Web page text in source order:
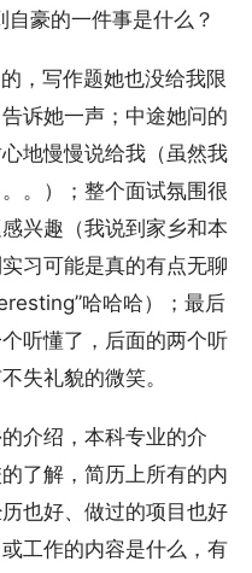
豪的一件事是什么？
，写作题她也没给我限
诉她一声；中途她问的
地慢慢说给我（虽然我
。）；整个面试氛围很
兴趣（我说到家乡和本
习可能是真的有点无聊
哈哈哈）；最后
听懂了，后面的两个听
失礼貌的微笑。
介绍，本科专业的介
了解，简历上所有的内
也好、做过的项目也好
工作的内容是什么，有